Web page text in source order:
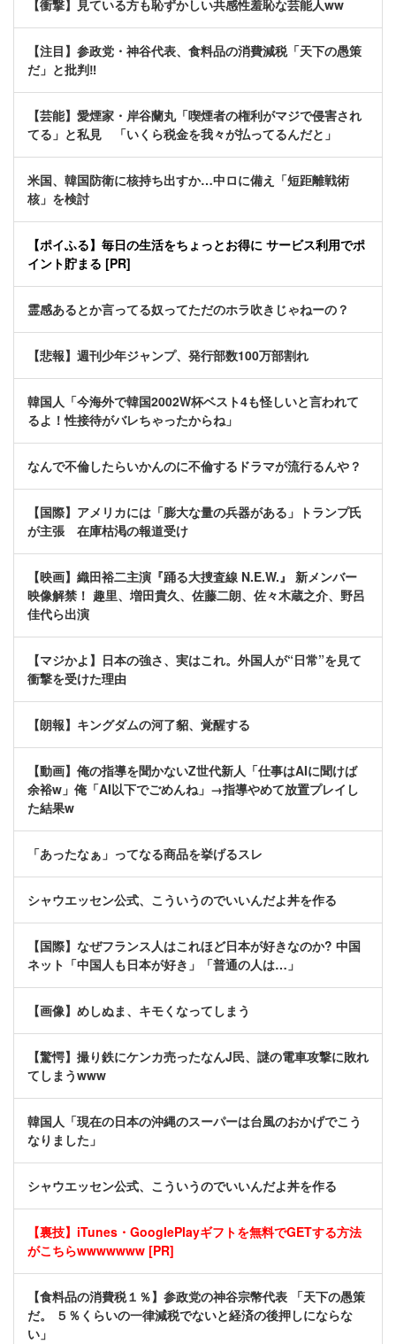
【衝撃】見ている方も恥ずかしい共感性羞恥な芸能人ww
【注目】参政党・神谷代表、食料品の消費減税「天下の愚策
だ」と批判‼
【芸能】愛煙家・岸谷蘭丸「喫煙者の権利がマジで侵害され
てる」と私見 「いくら税金を我々が払ってるんだと」
米国、韓国防衛に核持ち出すか…中ロに備え「短距離戦術
核」を検討
【ポイふる】毎日の生活をちょっとお得に サービス利用でポ
イント貯まる [PR]
霊感あるとか言ってる奴ってただのホラ吹きじゃねーの？
【悲報】週刊少年ジャンプ、発行部数100万部割れ
韓国人「今海外で韓国2002W杯ベスト4も怪しいと言われて
るよ！性接待がバレちゃったからね」
なんで不倫したらいかんのに不倫するドラマが流行るんや？
【国際】アメリカには「膨大な量の兵器がある」トランプ氏
が主張 在庫枯渇の報道受け
【映画】織田裕二主演『踊る大捜査線 N.E.W.』 新メンバー
映像解禁！ 趣里、増田貴久、佐藤二朗、佐々木蔵之介、野呂
佳代ら出演
【マジかよ】日本の強さ、実はこれ。外国人が“日常”を見て
衝撃を受けた理由
【朗報】キングダムの河了貂、覚醒する
【動画】俺の指導を聞かないZ世代新人「仕事はAIに聞けば
余裕w」俺「AI以下でごめんね」→指導やめて放置プレイし
た結果w
「あったなぁ」ってなる商品を挙げるスレ
シャウエッセン公式、こういうのでいいんだよ丼を作る
【国際】なぜフランス人はこれほど日本が好きなのか? 中国
ネット「中国人も日本が好き」「普通の人は…」
【画像】めしぬま、キモくなってしまう
【驚愕】撮り鉄にケンカ売ったなんJ民、謎の電車攻撃に敗れ
てしまうwww
韓国人「現在の日本の沖縄のスーパーは台風のおかげでこう
なりました」
シャウエッセン公式、こういうのでいいんだよ丼を作る
【裏技】iTunes・GooglePlayギフトを無料でGETする方法
がこちらwwwwwww [PR]
【食料品の消費税１％】参政党の神谷宗幣代表 「天下の愚策
だ。 ５％くらいの一律減税でないと経済の後押しにならな
い」